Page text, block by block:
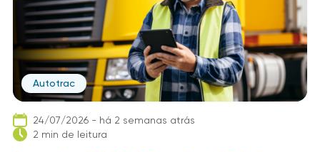
Autotrac
24/07/2026 - há 2 semanas atrás
2 min de leitura